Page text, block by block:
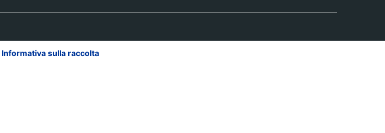
Informativa sulla raccolta